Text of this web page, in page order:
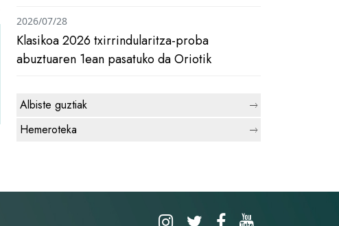
Klasikoa 2026 txirrindularitza-proba
abuztuaren 1ean pasatuko da Oriotik
2026/07/28
Albiste guztiak
Hemeroteka